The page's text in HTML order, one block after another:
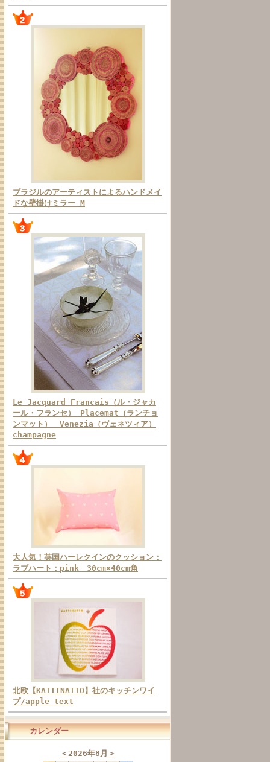
ブラジルのアーティストによるハンドメイ
ドな壁掛けミラー M
Le Jacquard Francais（ル・ジャカ
ール・フランセ） Placemat（ランチョ
ンマット） Venezia（ヴェネツィア）
champagne
大人気！英国ハーレクインのクッション：
ラブハート：pink 30cm×40cm角
北欧【KATTINATTO】社のキッチンワイ
プ/apple text
カレンダー
＜ 2026年8月 ＞